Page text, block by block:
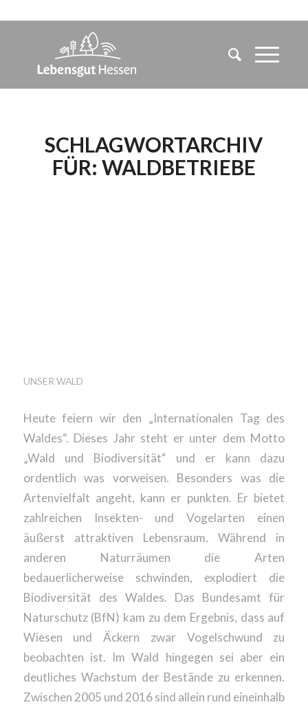
SCHLAGWORTARCHIV
FÜR: WALDBETRIEBE
UNSER WALD
Heute feiern wir den „Internationalen Tag des
Waldes“. Dieses Jahr steht er unter dem Motto
„Wald und Biodiversität“ und er kann dazu
ordentlich was vorweisen. Besonders was die
Artenvielfalt angeht, kann er punkten. Er bietet
zahlreichen Insekten- und Vogelarten einen
äußerst attraktiven Lebensraum. Während in
anderen Naturräumen die Arten
bedauerlicherweise schwinden, explodiert die
Biodiversität des Waldes. Das Bundesamt für
Naturschutz (BfN) kam zu dem Ergebnis, dass auf
Wiesen und Äckern zwar Vogelschwund zu
beobachten ist. Im Wald hingegen sei aber ein
deutliches Wachstum der Bestände zu erkennen.
Zwischen 2005 und 2016 sind allein rund eineinhalb